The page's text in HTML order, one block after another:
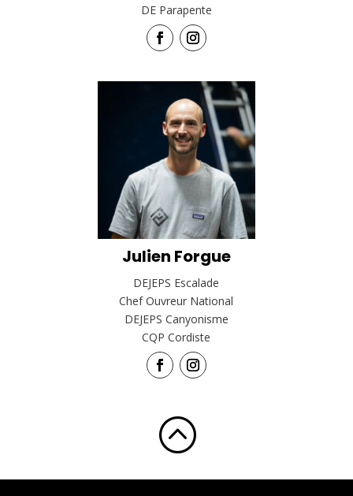
DE Parapente
Julien Forgue
DEJEPS Escalade
Chef Ouvreur National
DEJEPS Canyonisme
CQP Cordiste
: